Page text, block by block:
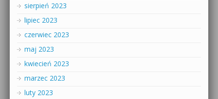
sierpień 2023
lipiec 2023
czerwiec 2023
maj 2023
kwiecień 2023
marzec 2023
luty 2023